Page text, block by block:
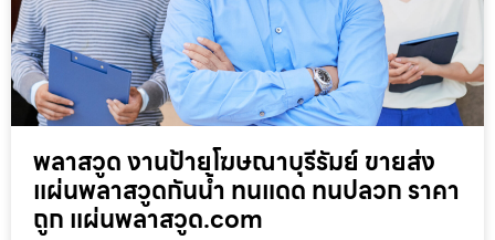
พลาสวูด งานป้ายโฆษณาบุรีรัมย์ ขายส่ง
แผ่นพลาสวูดกันน้ำ ทนแดด ทนปลวก ราคา
ถูก แผ่นพลาสวูด.com